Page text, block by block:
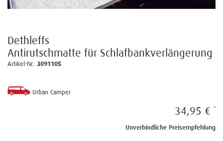
Dethleffs
Antirutschmatte für Schlafbankverlängerung
Artikel-Nr.: 3091105
Urban Camper
34,95 €
Unverbindliche Preisempfehlung